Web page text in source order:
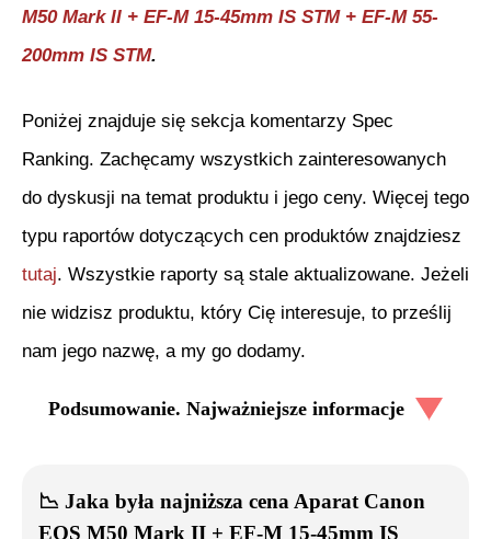
M50 Mark II + EF-M 15-45mm IS STM + EF-M 55-
200mm IS STM.
Poniżej znajduje się sekcja komentarzy Spec
Ranking. Zachęcamy wszystkich zainteresowanych
do dyskusji na temat produktu i jego ceny. Więcej tego
typu raportów dotyczących cen produktów znajdziesz
tutaj. Wszystkie raporty są stale aktualizowane. Jeżeli
nie widzisz produktu, który Cię interesuje, to prześlij
nam jego nazwę, a my go dodamy.
Podsumowanie. Najważniejsze informacje
📉 Jaka była najniższa cenaAparat Canon
EOS M50 Mark II + EF-M 15-45mm IS